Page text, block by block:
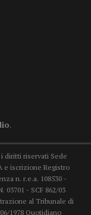
.
diritti riservati Sede
e iscrizione Registro
n. r.e.a. 108530 -
03701 - SCF 862/03
al Tribunale di
1978 Quotidiano